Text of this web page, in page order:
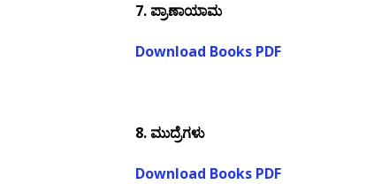
7. ಪ್ರಾಣಾಯಾಮ
Download Books PDF
8. ಮುದ್ರೆಗಳು
Download Books PDF